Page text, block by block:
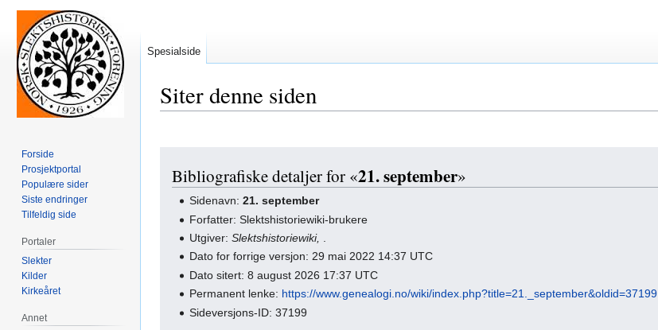
Siter denne siden
navigering
søk
Bibliografiske detaljer for «21. september»
Sidenavn:21. september
Forfatter: Slektshistoriewiki-brukere
Utgiver:Slektshistoriewiki,
Dato for forrige versjon: 29 mai 2022 14:37 UTC
Dato sitert: 8 august 2026 17:37 UTC
Permanent lenke: https://www.genealogi.no/wiki/index.php?title=21._september&oldid=37199
Sideversjons-ID: 37199
Spesialside
Forside
Prosjektportal
Populære sider
Siste endringer
Tilfeldig side
Portaler
Slekter
Kilder
Kirkeåret
Annet